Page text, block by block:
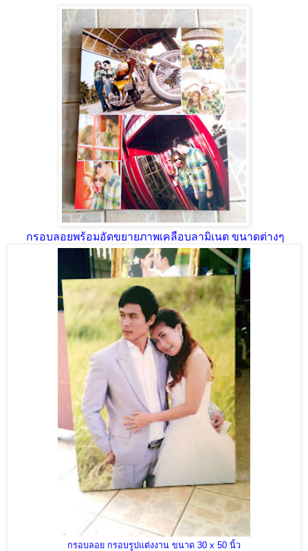
กรอบลอยพร้อมอัดขยายภาพเคลือบลามิเนต ขนาดต่างๆ
กรอบลอย กรอบรูปแต่งงาน ขนาด 30 x 50 นิ้ว